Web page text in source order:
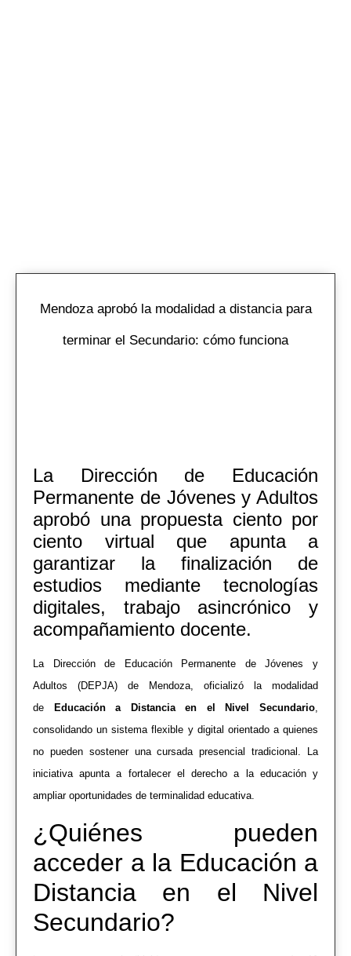
Mendoza aprobó la modalidad a distancia para
terminar el Secundario: cómo funciona
La Dirección de Educación
Permanente de Jóvenes y Adultos
aprobó una propuesta ciento por
ciento virtual que apunta a
garantizar la finalización de
estudios mediante tecnologías
digitales, trabajo asincrónico y
acompañamiento docente.
La
Dirección de Educación Permanente de Jóvenes y
Adultos (DEPJA) de Mendoza, oficializó la modalidad
de
Educación a Distanciaen el Nivel Secundario,
consolidando un sistema flexible y digital orientado a quienes
no pueden sostener una cursada presencial tradicional. La
iniciativa apunta a fortalecer el derecho a la educación y
ampliar oportunidades de terminalidad educativa.
¿Quiénes pueden
acceder a la Educación a
Distancia en el Nivel
Secundario?